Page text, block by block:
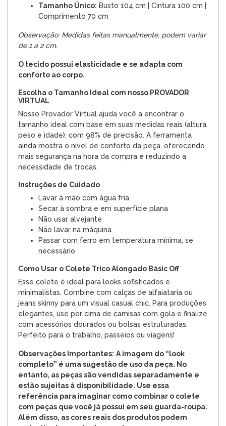
Tamanho Único: Busto 104 cm | Cintura 100 cm |
Comprimento 70 cm
Observação: Medidas feitas manualmente, podem variar
de 1 a 2 cm.
O tecido possui elasticidade e se adapta com
conforto ao corpo.
Escolha o Tamanho Ideal com nosso PROVADOR
VIRTUAL
Nosso Provador Virtual ajuda você a encontrar o
tamanho ideal com base em suas medidas reais (altura,
peso e idade), com 98% de precisão. A ferramenta
ainda mostra o nível de conforto da peça, oferecendo
mais segurança na hora da compra e reduzindo a
necessidade de trocas.
Instruções de Cuidado
Lavar à mão com água fria
Secar à sombra e em superfície plana
Não usar alvejante
Não lavar na máquina
Passar com ferro em temperatura mínima, se
necessário
Como Usar o Colete Trico Alongado Básic Off
Esse colete é ideal para looks sofisticados e
minimalistas. Combine com calças de alfaiataria ou
jeans skinny para um visual casual chic. Para produções
elegantes, use por cima de camisas com gola e finalize
com acessórios dourados ou bolsas estruturadas.
Perfeito para o trabalho, passeios ou viagens!
Observações Importantes: A imagem do “look
completo” é uma sugestão de uso da peça. No
entanto, as peças são vendidas separadamente e
estão sujeitas à disponibilidade. Use essa
referência para imaginar como combinar o colete
com peças que você já possui em seu guarda-roupa.
Além disso, as cores reais dos produtos podem